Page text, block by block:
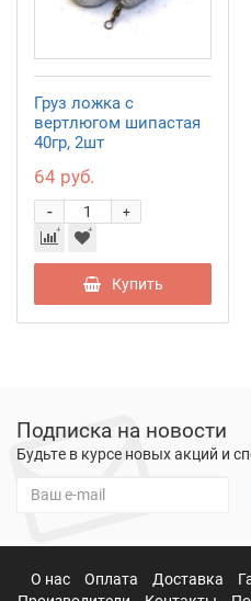
Груз ложка с
вертлюгом шипастая
40гр, 2шт
64 руб.
+
-
Купить
Подписка на новости
Будьте в курсе новых акций и
О нас Оплата Доставка